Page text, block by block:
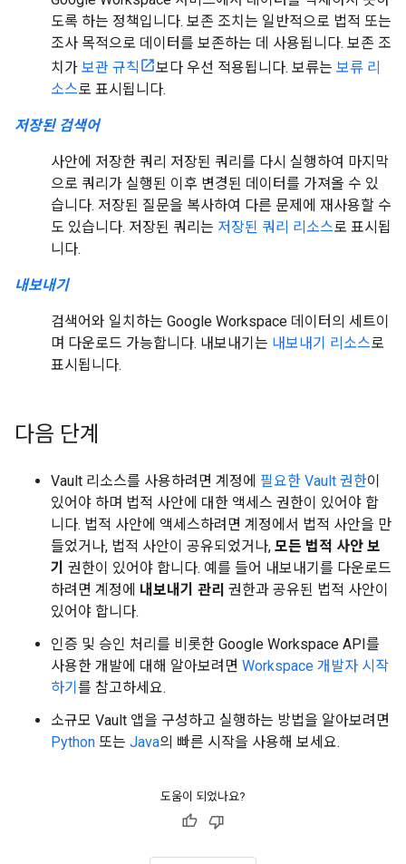
도록 하는 정책입니다. 보존 조치는 일반적으로 법적 또는
조사 목적으로 데이터를 보존하는 데 사용됩니다. 보존 조
치가 보관 규칙 보다 우선 적용됩니다. 보류는 보류 리
소스로 표시됩니다.
저장된 검색어
사안에 저장한 쿼리 저장된 쿼리를 다시 실행하여 마지막
으로 쿼리가 실행된 이후 변경된 데이터를 가져올 수 있
습니다. 저장된 질문을 복사하여 다른 문제에 재사용할 수
도 있습니다. 저장된 쿼리는 저장된 쿼리 리소스로 표시됩
니다.
내보내기
검색어와 일치하는 Google Workspace 데이터의 세트이
며 다운로드 가능합니다. 내보내기는 내보내기 리소스로
표시됩니다.
다음 단계
Vault 리소스를 사용하려면 계정에 필요한 Vault 권한이
있어야 하며 법적 사안에 대한 액세스 권한이 있어야 합
니다. 법적 사안에 액세스하려면 계정에서 법적 사안을 만
들었거나, 법적 사안이 공유되었거나, 모든 법적 사안 보
기 권한이 있어야 합니다. 예를 들어 내보내기를 다운로드
하려면 계정에 내보내기 관리 권한과 공유된 법적 사안이
있어야 합니다.
인증 및 승인 처리를 비롯한 Google Workspace API를
사용한 개발에 대해 알아보려면 Workspace 개발자 시작
하기 를 참고하세요.
소규모 Vault 앱을 구성하고 실행하는 방법을 알아보려면
Python 또는 Java의 빠른 시작을 사용해 보세요.
도움이 되었나요?